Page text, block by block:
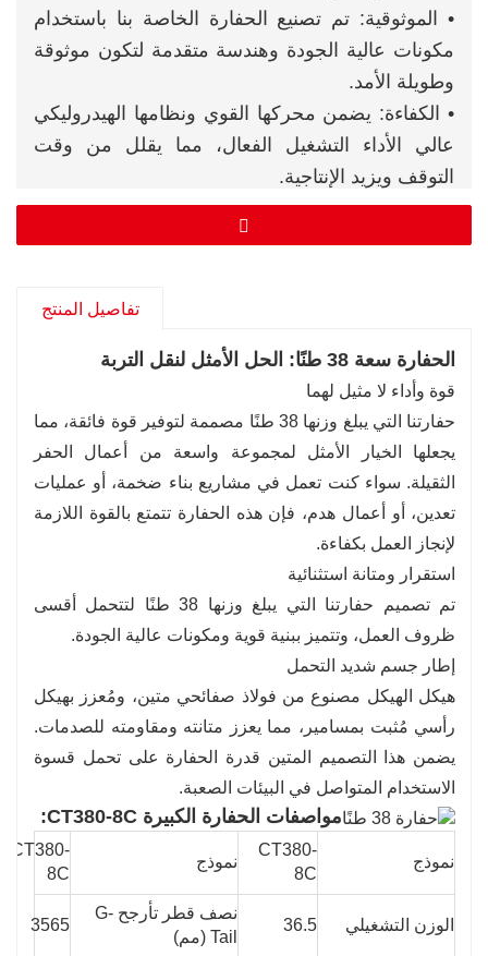
• الموثوقية: تم تصنيع الحفارة الخاصة بنا باستخدام
مكونات عالية الجودة وهندسة متقدمة لتكون موثوقة
وطويلة الأمد.
• الكفاءة: يضمن محركها القوي ونظامها الهيدروليكي
عالي الأداء التشغيل الفعال، مما يقلل من وقت
التوقف ويزيد الإنتاجية.
• السلامة: توفر الكابينة المحمية وميزات السلامة
الأخرى بيئة عمل آمنة للمشغل.
الاستخدام تجعل تشغيلها ممتعًا، حتى لساعات طويلة.
حيث توفر هذه الحفارة قيمة كبيرة مقابل المال.
تفاصيل المنتج
الحفارة سعة 38 طنًا: الحل الأمثل لنقل التربة
قوة وأداء لا مثيل لهما
حفارتنا التي يبلغ وزنها 38 طنًا مصممة لتوفير قوة فائقة، مما
يجعلها الخيار الأمثل لمجموعة واسعة من أعمال الحفر
الثقيلة. سواء كنت تعمل في مشاريع بناء ضخمة، أو عمليات
تعدين، أو أعمال هدم، فإن هذه الحفارة تتمتع بالقوة اللازمة
لإنجاز العمل بكفاءة.
استقرار ومتانة استثنائية
تم تصميم حفارتنا التي يبلغ وزنها 38 طنًا لتتحمل أقسى
ظروف العمل، وتتميز ببنية قوية ومكونات عالية الجودة.
إطار جسم شديد التحمل
هيكل الهيكل مصنوع من فولاذ صفائحي متين، ومُعزز بهيكل
رأسي مُثبت بمسامير، مما يعزز متانته ومقاومته للصدمات.
يضمن هذا التصميم المتين قدرة الحفارة على تحمل قسوة
الاستخدام المتواصل في البيئات الصعبة.
مواصفات الحفارة الكبيرة CT380-8C:
نموذج
CT380-
8C
نموذج
CT380-
8C
الوزن التشغيلي 36.5
نصف قطر تأرجح G-
Tail (مم)
3565